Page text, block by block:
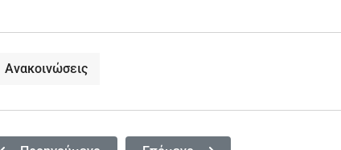
Ανακοινώσεις